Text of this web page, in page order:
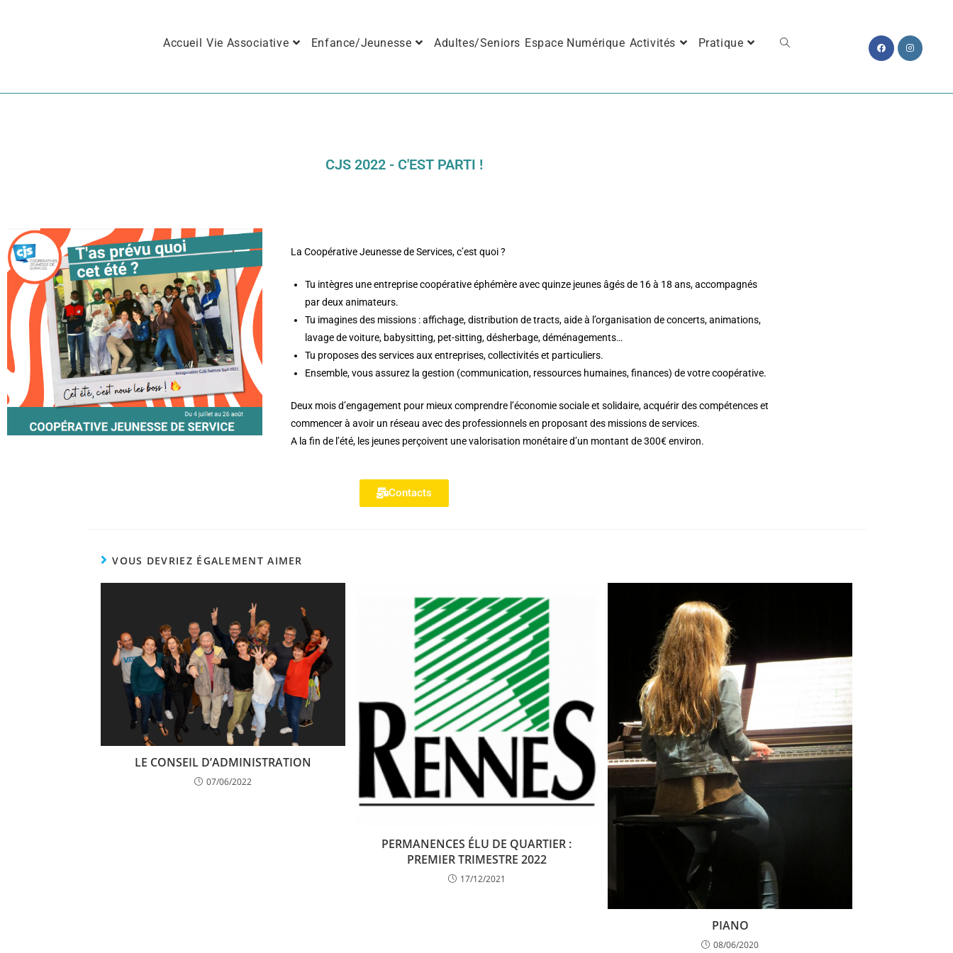
Accueil Vie Associative Enfance/Jeunesse Adultes/Seniors Espace Numérique Activités Pratique
CJS 2022 - C'EST PARTI !
La Coopérative Jeunesse de Services, c’est quoi ?
Tu intègres une entreprise coopérative éphémère avec quinze jeunes âgés de 16 à 18 ans, accompagnés
par deux animateurs.
Tu imagines des missions : affichage, distribution de tracts, aide à l’organisation de concerts, animations,
lavage de voiture, babysitting, pet-sitting, désherbage, déménagements…
Tu proposes des services aux entreprises, collectivités et particuliers.
Ensemble, vous assurez la gestion (communication, ressources humaines, finances) de votre coopérative.
Deux mois d’engagement pour mieux comprendre l’économie sociale et solidaire, acquérir des compétences et
commencer à avoir un réseau avec des professionnels en proposant des missions de services.
A la fin de l’été, les jeunes perçoivent une valorisation monétaire d’un montant de 300€ environ.
Contacts
VOUS DEVRIEZ ÉGALEMENT AIMER
LE CONSEIL D’ADMINISTRATION
07/06/2022
PERMANENCES ÉLU DE QUARTIER :
PREMIER TRIMESTRE 2022
17/12/2021
PIANO
08/06/2020